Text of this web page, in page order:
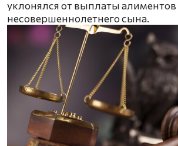
уклонялся от выплаты
несовершеннолетнего сына.